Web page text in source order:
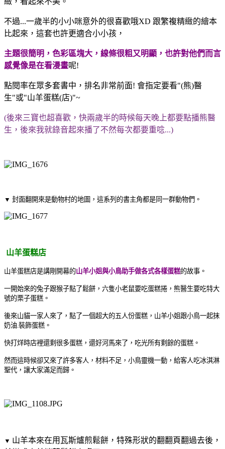
不過...一歲半的小小咪意外的很喜歡哦XD 跟繁複精緻的繪本
比起來，這套也許更適合小小孩，
主題很簡明，色彩區塊大，線條很粗又明顯，也許對他們而言
感覺像是在看漫畫呢!
點閱率在眾多套書中，排名非常前面! 會指定要看"(熊)醫
生"或"山羊蛋糕(店)"~
(後來三寶也超喜歡，快兩歲半的時候每天晚上都要點播熊醫
生，後來我就錄音起來播了不然每次都要重唸...)
▼ 封面翻開來是動物村的地圖，這系列的書主角都是同一群動物們。
山羊蛋糕店
山羊蛋糕店是講剛開幕的山羊小姐與小鳥助手做各式各樣蛋糕的故事。
一開始來的兔子跟猴子點了鬆餅，六隻小老鼠要吃蛋糕捲，熊醫生要吃特大
號的栗子蛋糕。
後來山貓一家人來了，點了一個超大的五人份蛋糕，山羊小姐跟小鳥一起抹
奶油.裝飾蛋糕。
快打烊時店裡還剩很多蛋糕，還好河馬來了，吃光所有剩餘的蛋糕。
然而這時候卻又來了許多客人，材料不足，小鳥靈機一動，給客人吃冰淇淋
聖代，讓大家滿足而歸。
▼ 山羊本來在用瓦斯爐煎鬆餅，特殊形狀的翻翻頁翻過去後，